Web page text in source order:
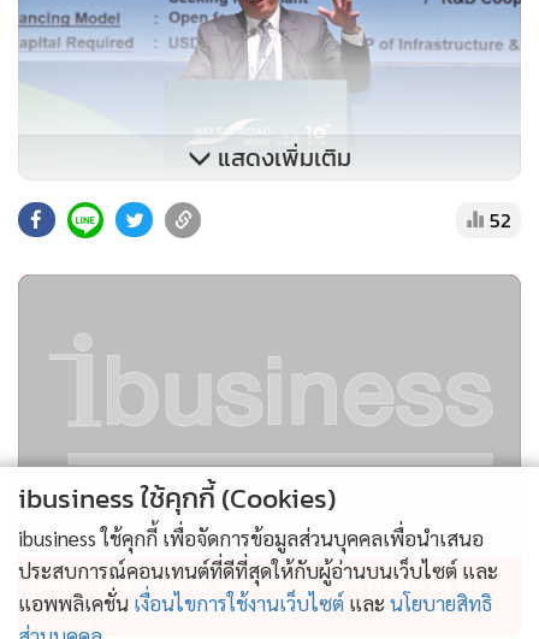
แสดงเพิ่มเติม
52
GULF รับรู้ Core Profit Q2/69 1.23 หมื่นล้าน โต
74% สูงสุดเป็นประวัติการณ์
ibusiness ใช้คุกกี้ (Cookies)
ibusiness ใช้คุกกี้ เพื่อจัดการข้อมูลส่วนบุคคลเพื่อนำเสนอ
ประสบการณ์คอนเทนต์ที่ดีที่สุดให้กับผู้อ่านบนเว็บไซต์ และ
แอพพลิเคชั่น เงื่อนไขการใช้งานเว็บไซต์ และ นโยบายสิทธิ